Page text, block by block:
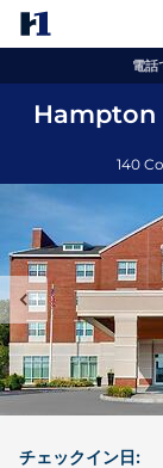
電話
Hampton
140
チェックイン日: